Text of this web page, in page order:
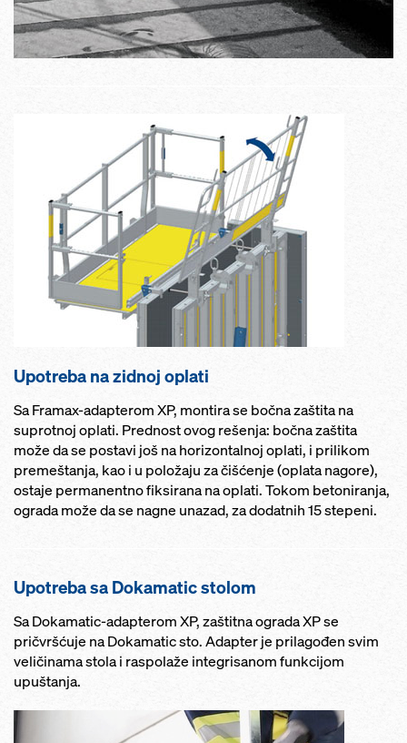
Upotreba na zidnoj oplati
Sa Framax-adapterom XP, montira se bočna zaštita na
suprotnoj oplati. Prednost ovog rešenja: bočna zaštita
može da se postavi još na horizontalnoj oplati, i prilikom
premeštanja, kao i u položaju za čišćenje (oplata nagore),
ostaje permanentno fiksirana na oplati. Tokom betoniranja,
ograda može da se nagne unazad, za dodatnih 15 stepeni.
Upotreba sa Dokamatic stolom
Sa Dokamatic-adapterom XP, zaštitna ograda XP se
pričvršćuje na Dokamatic sto. Adapter je prilagođen svim
veličinama stola i raspolaže integrisanom funkcijom
upuštanja.